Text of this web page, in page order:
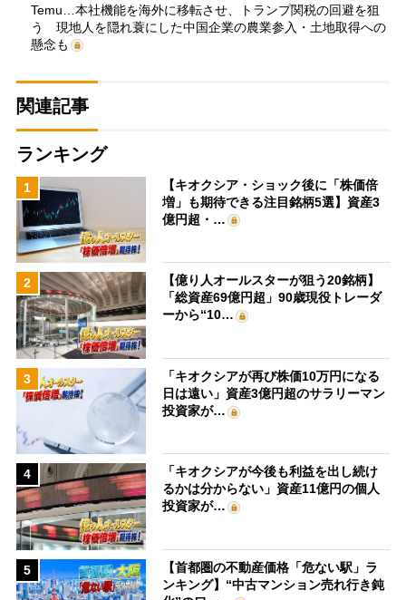
Temu…本社機能を海外に移転させ、トランプ関税の回避を狙
う 現地人を隠れ蓑にした中国企業の農業参入・土地取得への
懸念も
関連記事
ランキング
1
【キオクシア・ショック後に「株価倍
増」も期待できる注目銘柄5選】資産3
億円超・…
2
【億り人オールスターが狙う20銘柄】
「総資産69億円超」90歳現役トレーダ
ーから“10…
3
「キオクシアが再び株価10万円になる
日は遠い」資産3億円超のサラリーマン
投資家が…
4
「キオクシアが今後も利益を出し続け
るかは分からない」資産11億円の個人
投資家が…
5
【首都圏の不動産価格「危ない駅」ラ
ンキング】“中古マンション売れ行き鈍